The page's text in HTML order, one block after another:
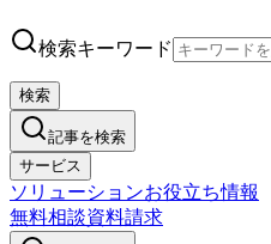
検索キーワード
検索
記事を検索
サービス
ソリューションお役立ち情報
無料相談資料請求